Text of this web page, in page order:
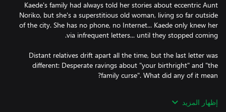
Kaede's family had always told her stories about eccentric Aunt
Noriko, but she's a superstitious old woman, living so far outside
of the city. She has no phone, no Internet... Kaede only knew her
Distant relatives drift apart all the time, but the last letter was
different: Desperate ravings about "your birthright" and "the
إظهار المزيد